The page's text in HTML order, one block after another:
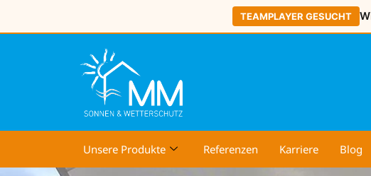
TEAMPLAYER GESUCHT
Unsere Produkte Referenzen Karriere Blog